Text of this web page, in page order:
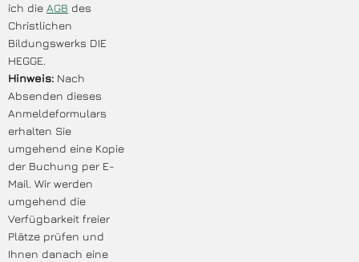
ich die AGB des
Christlichen
Bildungswerks DIE
HEGGE.
Hinweis: Nach
Absenden dieses
Anmeldeformulars
erhalten Sie
umgehend eine Kopie
der Buchung per E-
Mail. Wir werden
umgehend die
Verfügbarkeit freier
Plätze prüfen und
Ihnen danach eine